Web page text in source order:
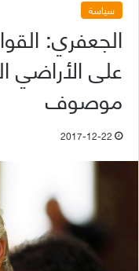
سياسة
الجعفري:
على الأراضي
موصوف
2017-12-22